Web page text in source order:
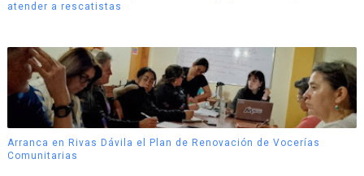
atender a rescatistas
Arranca en Rivas Dávila el Plan de Renovación de Vocerías
Comunitarias